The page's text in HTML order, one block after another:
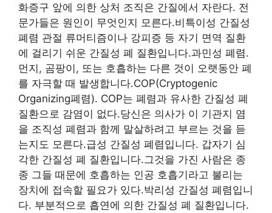
화증구 앞에 의한 상처 조직은 간질에서 자란다. 전
문가들은 원인이 무엇인지 모른다.비특이성 간질성
폐렴 관절 류머티즘이나 강피증 등 자기 면역 질환
에 걸리기 쉬운 간질성 폐 질환입니다.과민성 폐렴.
먼지, 곰팡이, 또는 호흡하는 다른 것이 오랫동안 폐
를 자극할 때 발생합니다.COP(Cryptogenic
Organizing폐렴). COP는 폐렴과 유사한 간질성 폐
질환으로 감염이 없다.당신은 의사가 이 기관지 염
을 조직성 폐렴과 함께 말살하려고 부르는 것을 듣
는지도 모른다.급성 간질성 폐렴입니다. 갑자기 심
각한 간질성 폐 질환입니다.그것을 가진 사람은 종
종 그들 때문에 호흡하는 인공 호흡기라고 불리는
장치에 접속할 필요가 있다.박리성 간질성 폐렴입니
다. 부분적으로 흡연에 의한 간질성 폐 질환입니다.